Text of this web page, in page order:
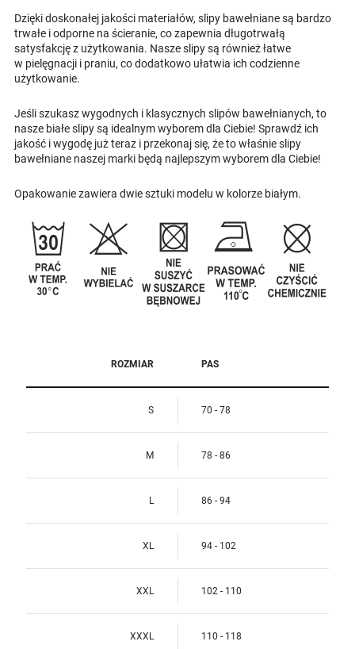
Dzięki doskonałej jakości materiałów, slipy bawełniane są bardzo
trwałe i odporne na ścieranie, co zapewnia długotrwałą
satysfakcję z użytkowania. Nasze slipy są również łatwe
w pielęgnacji i praniu, co dodatkowo ułatwia ich codzienne
użytkowanie.
Jeśli szukasz wygodnych i klasycznych slipów bawełnianych, to
nasze białe slipy są idealnym wyborem dla Ciebie! Sprawdź ich
jakość i wygodę już teraz i przekonaj się, że to właśnie slipy
bawełniane naszej marki będą najlepszym wyborem dla Ciebie!
Opakowanie zawiera dwie sztuki modelu w kolorze białym.
ROZMIAR PAS
S 70 - 78
M 78 - 86
L 86 - 94
XL 94 - 102
XXL 102 - 110
XXXL 110 - 118